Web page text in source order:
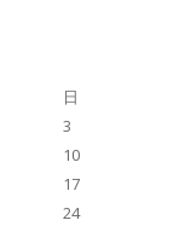
日
3
10
17
24